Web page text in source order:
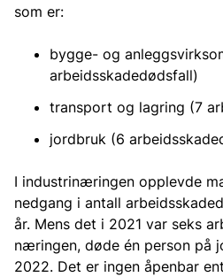
som er:
bygge- og
arbeidsskadedødsfall)
transport og lagring (7
jordbruk (6
I industrinæringen opplevde
nedgang i antall
år. Mens det i 2021 var seks
næringen, døde én person på
2022. Det er ingen åpenbar